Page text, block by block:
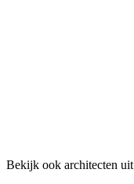
Bekijk ook architecten uit